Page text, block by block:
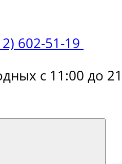
602-51-19
с 11:00 до